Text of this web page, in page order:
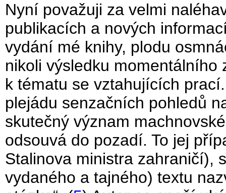
Nyní považuji za velmi
publikacích a nových
vydání mé knihy, plodu
nikoli výsledku momentálního
k tématu se vztahujících
plejádu senzačních pohledů
skutečný význam
odsouvá do pozadí. To jej
Stalinova ministra zahraničí),
vydaného a tajného) textu